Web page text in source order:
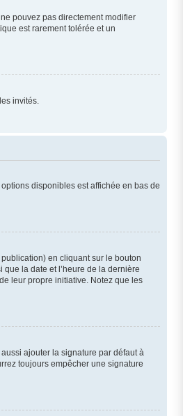
pouvez pas directement modifier
est rarement tolérée et un
invités.
disponibles est affichée en bas de
en cliquant sur le bouton
la date et l’heure de la dernière
leur propre initiative. Notez que les
ajouter la signature par défaut à
toujours empêcher une signature